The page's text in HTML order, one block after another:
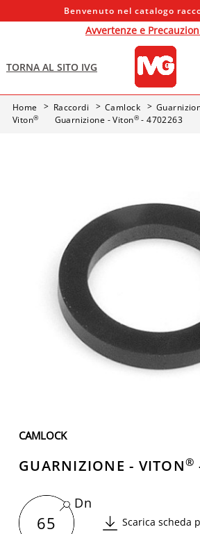
Benvenuto nel catalogo
Avvertenze e
TORNA AL SITO IVG
Home Raccordi Camlock
Viton® Guarnizione - Viton®- 4702263
CAMLOCK
GUARNIZIONE - VITON®
65
Dn
Scarica scheda